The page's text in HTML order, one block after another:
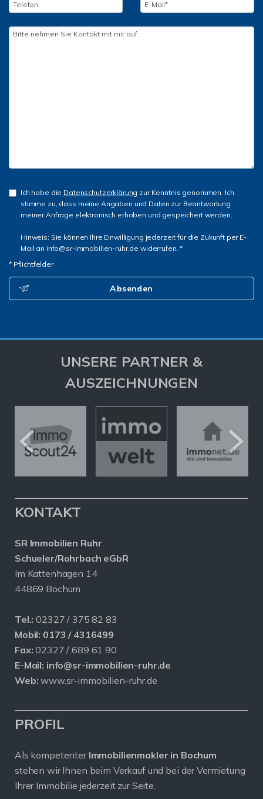
Ich habe die Datenschutzerklärung zur Kenntnis genommen. Ich
stimme zu, dass meine Angaben und Daten zur Beantwortung
meiner Anfrage elektronisch erhoben und gespeichert werden.
Hinweis: Sie können Ihre Einwilligung jederzeit für die Zukunft per E-
Mail an info@sr-immobilien-ruhr.de widerrufen. *
* Pflichtfelder
Absenden
UNSERE PARTNER &
AUSZEICHNUNGEN
KONTAKT
SR Immobilien Ruhr
Schueler/Rohrbach eGbR
Im Kattenhagen 14
44869 Bochum
Tel.: 02327 / 375 82 83
Mobil: 0173 / 4316499
Fax: 02327 / 689 61 90
E-Mail: info@sr-immobilien-ruhr.de
Web: www.sr-immobilien-ruhr.de
PROFIL
Als kompetenter Immobilienmakler in Bochum
stehen wir Ihnen beim Verkauf und bei der Vermietung
Ihrer Immobilie jederzeit zur Seite.